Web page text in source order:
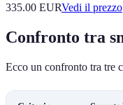
335.00 EURVedi il prezzo
Confronto tra
Ecco un confronto tra tre